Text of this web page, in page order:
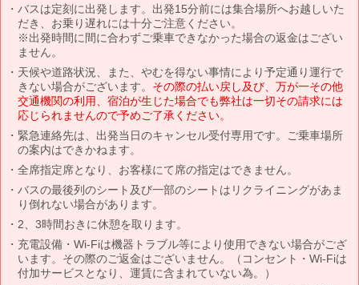
バスは定刻に出発します。出発15分前には集合場所へお越しいた
だき、お乗り遅れには十分ご注意ください。
※出発時間に間に合わずご乗車できなかった場合の返金はござい
ません。
天候や道路状況、また、やむを得ない事情により予定通り運行で
きない場合がございます。 その際の払い戻し及び、万が一その他
交通機関の利用、宿泊が生じた場合でも弊社は一切その請求には
応じられませんので予めご了承ください。
緊急連絡先は、出発当日のキャンセル受付専用です。ご乗車場所
の案内はできかねます。
全席指定席となり、お客様にて席の指定はできません。
バスの最後列のシート及び一部のシートはリクライニングがあま
り倒れない場合があります。
2、3時間おきに休憩を取ります。
充電設備・Wi-Fiは機器トラブル等により使用できない場合がござ
います。その際のご返金はございません。（コンセント・Wi-Fiは
付加サービスとなり、運賃に含まれていない為。）